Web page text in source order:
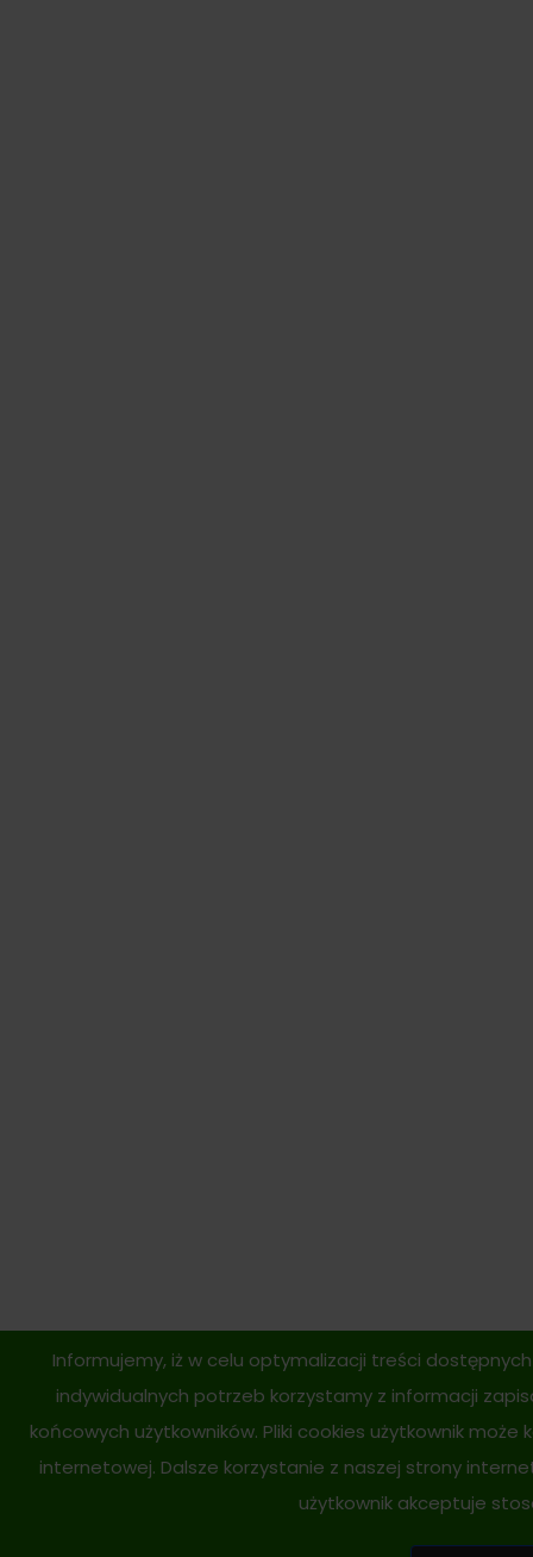
Informujemy, iż w celu optymalizacji treści
indywidualnych potrzeb korzystamy z informacji
końcowych użytkowników. Pliki cookies użytkownik
internetowej. Dalsze korzystanie z naszej strony
użytkownik akceptuje